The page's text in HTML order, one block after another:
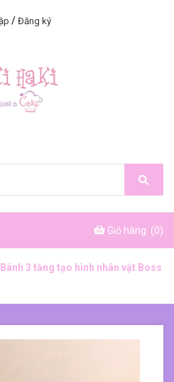
/ Đăng ký
Giỏ hàng: (0)
Bánh 3 tầng tạo hình nhân vật Boss